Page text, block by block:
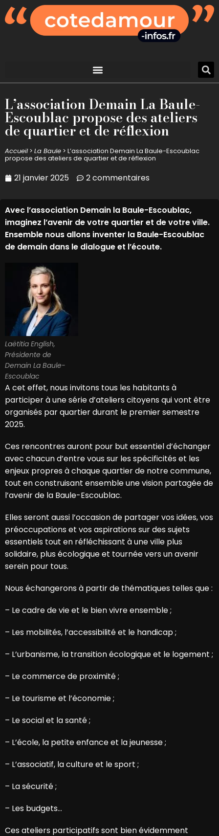
L’association Demain La Baule-
Escoublac propose des ateliers
de quartier et de réflexion
Accueil> La Baule > L’association Demain La Baule-Escoublac
propose des ateliers de quartier et de réflexion
21 janvier 2025 2 commentaires
Avec l’association Demain la Baule-Escoublac,
imaginez l’avenir de votre quartier et de votre ville.
Ensemble nous allons inventer la Baule-Escoublac
de demain dans le dialogue et l’écoute.
Laëtitia English,
Présidente de
Demain La Baule-
Escoublac
A cet effet, nous invitons tous les habitants à
participer à une série d’ateliers citoyens qui vont être
organisés par quartier durant le premier semestre
2025.
Ces rencontres auront pour but essentiel d’échanger
avec chacun d’entre vous sur les spécificités et les
enjeux propres à chaque quartier de notre commune,
tout en construisant ensemble une vision partagée de
l’avenir de la Baule-Escoublac.
Elles seront aussi l’occasion de partager vos idées, vos
préoccupations et vos aspirations sur des sujets
essentiels tout en réfléchissant à une ville plus
solidaire, plus écologique et tournée vers un avenir
serein pour tous.
Nous échangerons à partir de thématiques telles que :
– Le cadre de vie et le bien vivre ensemble ;
– Les mobilités, l’accessibilité et le handicap ;
– L’urbanisme, la transition écologique et le logement ;
– Le commerce de proximité ;
– Le tourisme et l’économie ;
– Le social et la santé ;
– L’école, la petite enfance et la jeunesse ;
– L’associatif, la culture et le sport ;
– La sécurité ;
– Les budgets…
Ces ateliers participatifs sont bien évidemment